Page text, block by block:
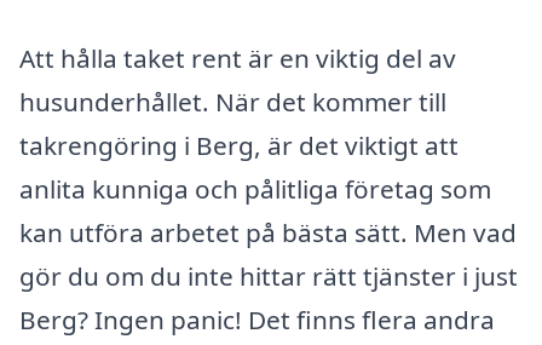
Att hålla taket rent är en viktig del av
husunderhållet. När det kommer till
takrengöring i Berg, är det viktigt att
anlita kunniga och pålitliga företag som
kan utföra arbetet på bästa sätt. Men vad
gör du om du inte hittar rätt tjänster i just
Berg? Ingen panic! Det finns flera andra